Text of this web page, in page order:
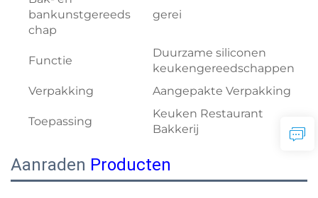
bankunstgereeds
chap
gerei
Functie
Duurzame siliconen
keukengereedschappen
Verpakking
Aangepakte Verpakking
Toepassing
Keuken Restaurant
Bakkerij
Aanraden Producten